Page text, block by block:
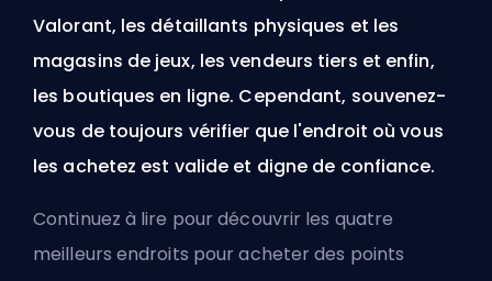
Valorant, les détaillants physiques et les
magasins de jeux, les vendeurs tiers et enfin,
les boutiques en ligne. Cependant, souvenez-
vous de toujours vérifier que l'endroit où vous
les achetez est valide et digne de confiance.
Continuez à lire pour découvrir les quatre
meilleurs endroits pour acheter des points